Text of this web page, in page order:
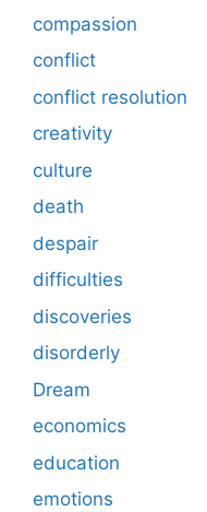
compassion
conflict
conflict resolution
creativity
culture
death
despair
difficulties
discoveries
disorderly
Dream
economics
education
emotions